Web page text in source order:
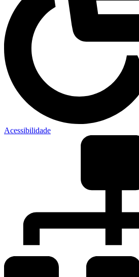
Acessibilidade